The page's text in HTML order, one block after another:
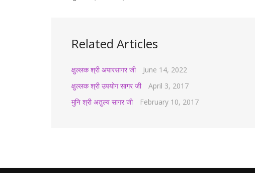
Related Articles
क्षुल्लक श्री अपारसागर जी
June 14, 2022
क्षुल्लक श्री उपयोग सागर जी
April 3, 2017
मुनि श्री अतुल्य सागर जी
February 10, 2017